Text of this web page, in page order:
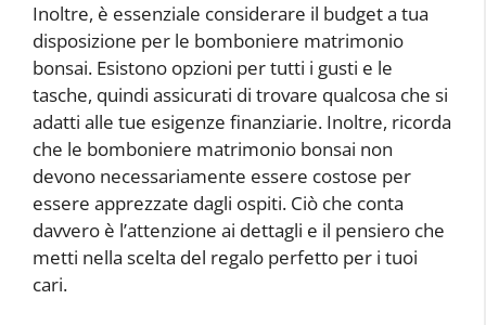
Inoltre, è essenziale considerare il budget a tua
disposizione per le bomboniere matrimonio
bonsai. Esistono opzioni per tutti i gusti e le
tasche, quindi assicurati di trovare qualcosa che si
adatti alle tue esigenze finanziarie. Inoltre, ricorda
che le bomboniere matrimonio bonsai non
devono necessariamente essere costose per
essere apprezzate dagli ospiti. Ciò che conta
davvero è l’attenzione ai dettagli e il pensiero che
metti nella scelta del regalo perfetto per i tuoi
cari.